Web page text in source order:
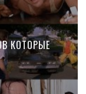
КОТОРЫЕ